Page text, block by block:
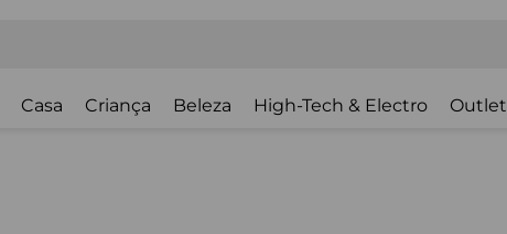
Casa Criança Beleza High-Tech & Electro Outlet